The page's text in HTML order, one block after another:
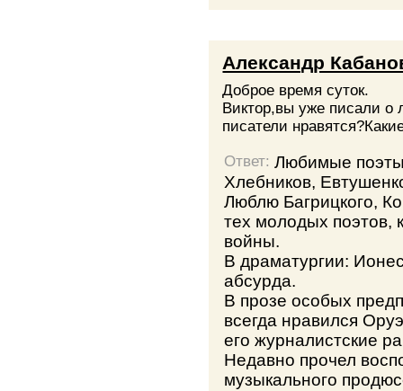
Александр
Доброе время суток.
Виктор,вы уже писали о
писатели
Ответ: Любимые
Хлебников,
Люблю Багрицкого,
тех молодых поэтов,
войны.
В драматургии:
абсурда.
В прозе особых
всегда нравился
его журналистские
Недавно прочел
музыкального